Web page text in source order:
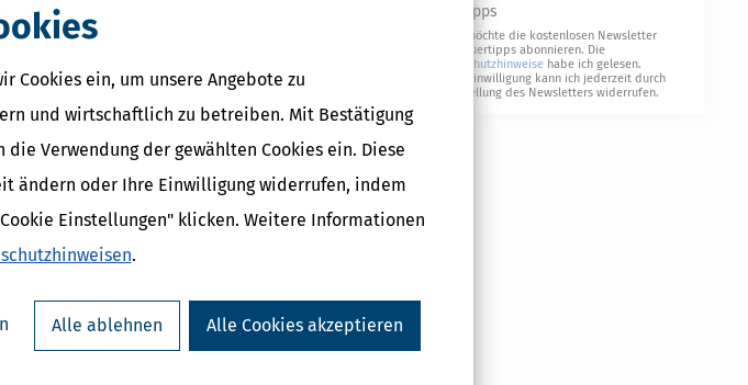
Cookies ein, um unsere Angebote zu
und wirtschaftlich zu betreiben. Mit Bestätigung
Verwendung der gewählten Cookies ein. Diese
ändern oder Ihre Einwilligung widerrufen, indem
Einstellungen" klicken. Weitere Informationen
.
Alle ablehnen Alle Cookies akzeptieren
geschlossenen Vereinbarung (§ 11
des JFDG während der Durchführung des
angeben, soweit es dessen nach § 10 JFDG
Geldtipps
Ja, ich möchte die kostenlosen Newsletter
von Steuertipps abonnieren. Die
Datenschutzhinweise habe ich gelesen.
Meine Einwilligung kann ich jederzeit durch
Abbestellung des Newsletters widerrufen.